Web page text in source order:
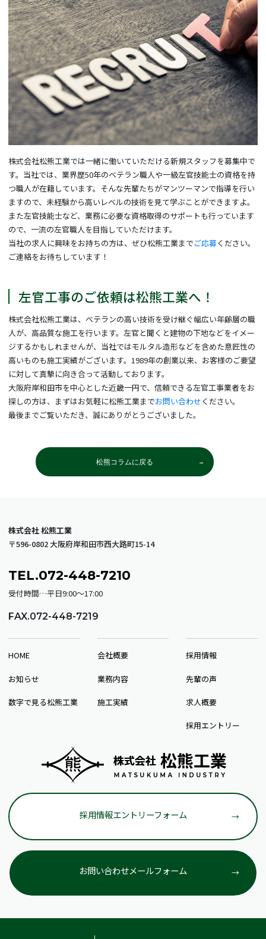
株式会社松熊工業では一緒に働いていただける新規スタッフを募集中で
す。当社では、業界歴50年のベテラン職人や一級左官技能士の資格を持
つ職人が在籍しています。そんな先輩たちがマンツーマンで指導を行い
ますので、未経験から高いレベルの技術を見て学ぶことができますよ。
また左官技能士など、業務に必要な資格取得のサポートも行っています
ので、一流の左官職人を目指していただけます。
当社の求人に興味をお持ちの方は、ぜひ松熊工業までご応募ください。
ご連絡をお待ちしています！
左官工事のご依頼は松熊工業へ！
株式会社松熊工業は、ベテランの高い技術を受け継ぐ幅広い年齢層の職
人が、高品質な施工を行います。左官と聞くと建物の下地などをイメー
ジするかもしれませんが、当社ではモルタル造形などを含めた意匠性の
高いものも施工実績がございます。1989年の創業以来、お客様のご要望
に対して真摯に向き合って活動しております。
大阪府岸和田市を中心とした近畿一円で、信頼できる左官工事業者をお
探しの方は、まずはお気軽に松熊工業までお問い合わせください。
最後までご覧いただき、誠にありがとうございました。
松熊コラムに戻る
株式会社 松熊工業
〒596-0802 大阪府岸和田市西大路町15-14
TEL.072-448-7210
受付時間…平日9:00～17:00
FAX.072-448-7219
HOME
お知らせ
数字で見る松熊工業
会社概要
業務内容
施工実績
採用情報
先輩の声
求人概要
採用エントリー
採用情報エントリーフォーム
お問い合わせメールフォーム